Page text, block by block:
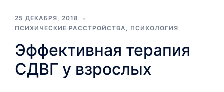
25 ДЕКАБРЯ, 2018
ПСИХИЧЕСКИЕ РАССТРОЙСТВА, ПСИХОЛОГИЯ
Эффективная терапия
СДВГ у взрослых